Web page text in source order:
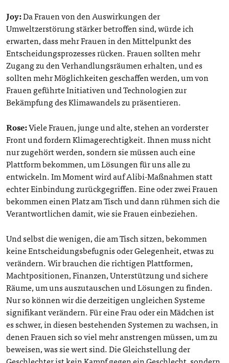
Joy:Da Frauen von den Auswirkungen der
Umweltzerstörung stärker betroffen sind, würde ich
erwarten, dass mehr Frauen in den Mittelpunkt des
Entscheidungsprozesses rücken. Frauen sollten mehr
Zugang zu den Verhandlungsräumen erhalten, und es
sollten mehr Möglichkeiten geschaffen werden, um von
Frauen geführte Initiativen und Technologien zur
Bekämpfung des Klimawandels zu präsentieren.
Rose:Viele Frauen, junge und alte, stehen an vorderster
Front und fordern Klimagerechtigkeit. Ihnen muss nicht
nur zugehört werden, sondern sie müssen auch eine
Plattform bekommen, um Lösungen für uns alle zu
entwickeln. Im Moment wird auf Alibi-Maßnahmen statt
echter Einbindung zurückgegriffen. Eine oder zwei Frauen
bekommen einen Platz am Tisch und dann rühmen sich die
Verantwortlichen damit, wie sie Frauen einbeziehen.
Und selbst die wenigen, die am Tisch sitzen, bekommen
keine Entscheidungsbefugnis oder Gelegenheit, etwas zu
verändern. Wir brauchen die richtigen Plattformen,
Machtpositionen, Finanzen, Unterstützung und sichere
Räume, um uns auszutauschen und Lösungen zu finden.
Nur so können wir die derzeitigen ungleichen Systeme
signifikant verändern. Für eine Frau oder ein Mädchen ist
es schwer, in diesen bestehenden Systemen zu wachsen, in
denen Frauen sich so viel mehr anstrengen müssen, um zu
beweisen, was sie wert sind. Die Gleichstellung der